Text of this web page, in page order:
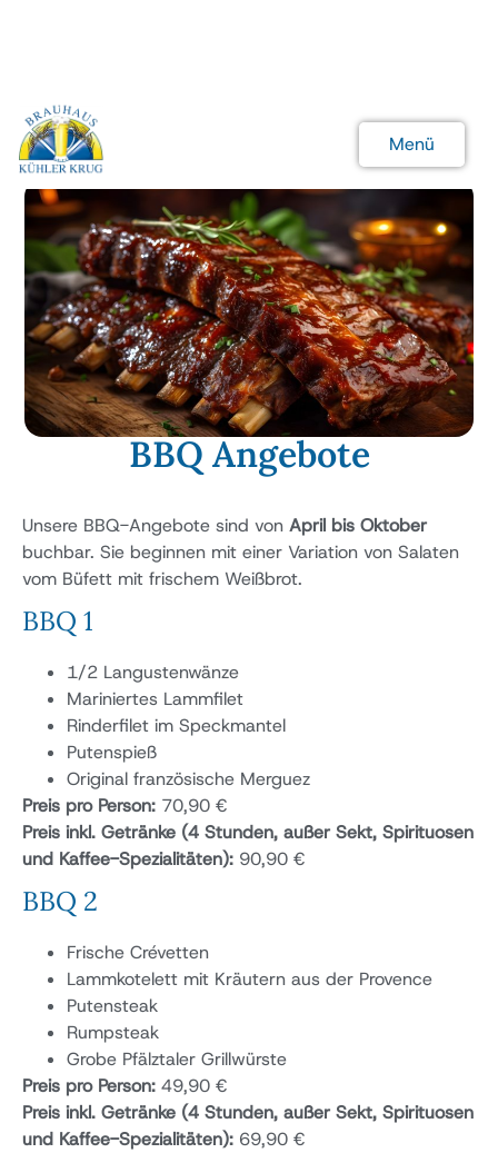
Menü
Schließen
BBQ Angebote
Unsere BBQ-Angebote sind von April bis Oktober
buchbar. Sie beginnen mit einer Variation von Salaten
vom Büfett mit frischem Weißbrot.
BBQ 1
1/2 Langustenwänze
Mariniertes Lammfilet
Rinderfilet im Speckmantel
Putenspieß
Original französische Merguez
Preis pro Person: 70,90 €
Preis inkl. Getränke (4 Stunden, außer Sekt, Spirituosen
und Kaffee-Spezialitäten): 90,90 €
BBQ 2
Frische Crévetten
Lammkotelett mit Kräutern aus der Provence
Putensteak
Rumpsteak
Grobe Pfälztaler Grillwürste
Preis pro Person: 49,90 €
Preis inkl. Getränke (4 Stunden, außer Sekt, Spirituosen
und Kaffee-Spezialitäten): 69,90 €